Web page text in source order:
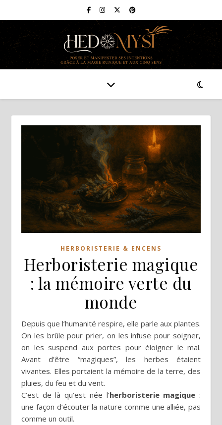
HERBORISTERIE & ENCENS
Herboristerie magique
: la mémoire verte du
monde
Depuis que l’humanité respire, elle parle aux plantes.
On les brûle pour prier, on les infuse pour soigner,
on les suspend aux portes pour éloigner le mal.
Avant d’être “magiques”, les herbes étaient
vivantes. Elles portaient la mémoire de la terre, des
pluies, du feu et du vent.
C’est de là qu’est née l’herboristerie magique :
une façon d’écouter la nature comme une alliée, pas
comme un outil.